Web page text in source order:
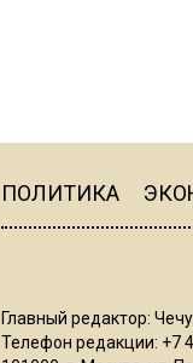
ПОЛИТИКА
Главный редактор:
Телефон редакции: +7